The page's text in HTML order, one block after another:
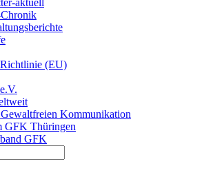
aktuell
(EU)
Kommunikation
GFK Thüringen
GFK